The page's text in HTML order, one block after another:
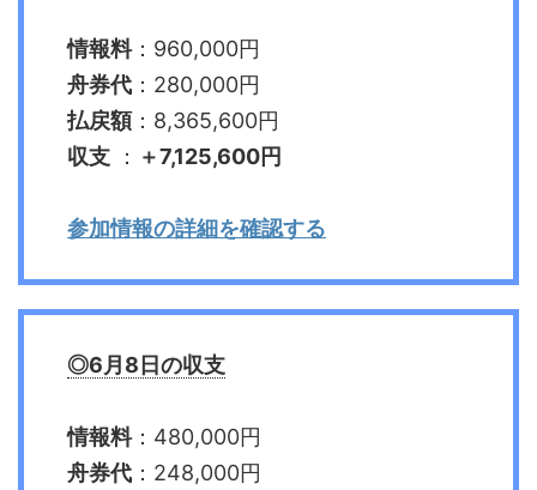
情報料：960,000円
舟券代 ：280,000円
払戻額：8,365,600円
収支 ： ＋7,125,600円
参加情報の詳細を確認する
◎6月8日の収支
情報料：480,000円
舟券代 ：248,000円